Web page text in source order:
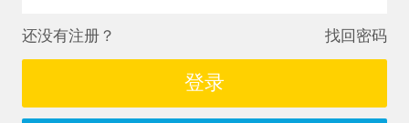
还没有注册？ 找回密码
登录